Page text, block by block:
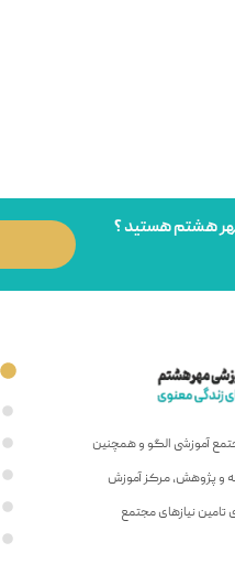
هشتم هستید ؟
آموزشی الگو و همچنین
و پژوهش، مرکز آموزش
تامین نیازهای مجتمع